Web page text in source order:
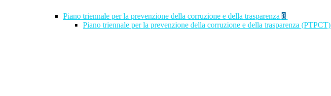
Piano triennale per la prevenzione della corruzione e della trasparenza 8
Piano triennale per la prevenzione della corruzione e della trasparenza (PTPCT)